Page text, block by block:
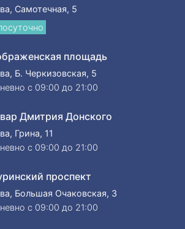
Самотечная, 5
площадь
Б. Черкизовская, 5
c 09:00 до 21:00
Дмитрия Донского
Грина, 11
c 09:00 до 21:00
проспект
Большая Очаковская, 3
c 09:00 до 21:00